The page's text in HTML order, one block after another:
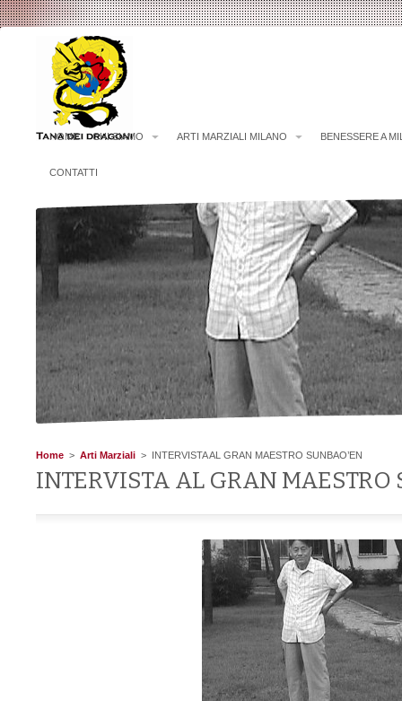
HOME CHI SIAMO ARTI MARZIALI MILANO BENESSERE A
CONTATTI
Home > Arti Marziali > INTERVISTA AL GRAN MAESTRO SUNBAO’EN
INTERVISTA AL GRAN MAESTRO